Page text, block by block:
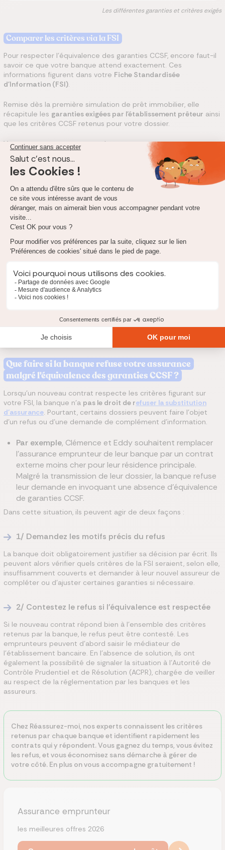
Les différentes garanties et critères exigés
Comparer les critères via la FSI
Pour respecter l'équivalence des garanties CCSF, encore faut-il
savoir ce que votre banque attend exactement. Ces
informations figurent dans votre Fiche Standardisée
d'Information (FSI)
Remise dès la première simulation de prêt immobilier, elle
récapitule les garanties exigées par l'établissement prêteur ainsi
que les critères CCSF retenus pour votre dossier.
Vous y trouverez notamment les :
garanties exigées par la banque ;
critères CCSF retenus ;
quotité demandée;
conditions minimales à respecter ;
coût de l'assurance proposée par la banque.
La banque ne peut pas modifier ses exigences en cours de
route. Lors d'un changement d'assurance emprunteur, elle
doit se limiter aux critères figurant sur votre FSI. Un refus
contesté.
généralement une
attestation d'équivalence de garanties
document facilite l'analyse du dossier par la banque et permet
d'identifier rapidement les éventuels écarts.
Que faire si la banque refuse votre assurance
malgré l'équivalence des garanties CCSF ?
Lorsqu'un nouveau contrat respecte les critères figurant sur
votre FSI, la banque n'a pas le droit de refuser la substitution
d'assurance . Pourtant, certains dossiers peuvent faire l'objet
d'un refus ou d'une demande de complément d'information.
Par exemple, Clémence et Eddy souhaitent remplacer
l'assurance emprunteur de leur banque par un contrat
externe moins cher pour leur résidence principale.
Malgré la transmission de leur dossier, la banque refuse
leur demande en invoquant une absence d'équivalence
de garanties CCSF.
Dans cette situation, ils peuvent agir de deux façons :
1/ Demandez les motifs précis du refus
La banque doit obligatoirement justifier sa décision par écrit. Ils
peuvent alors vérifier quels critères de la FSI seraient, selon elle,
insuffisamment couverts et demander à leur nouvel assureur de
compléter ou d'ajuster certaines garanties si nécessaire.
2/ Contestez le refus si l'équivalence est respectée
Si le nouveau contrat répond bien à l'ensemble des critères
retenus par la banque, le refus peut être contesté. Les
emprunteurs peuvent d'abord saisir le médiateur de
l'établissement bancaire. En l'absence de solution, ils ont
également la possibilité de signaler la situation à l'Autorité de
Contrôle Prudentiel et de Résolution (ACPR), chargée de veiller
au respect de la réglementation par les banques et les
assureurs.
Chez Réassurez-moi, nos experts connaissent les critères
retenus par chaque banque et identifient rapidement les
contrats qui y répondent. Vous gagnez du temps, vous évitez
les refus, et vous économisez sans démarche à gérer de
votre côté. En plus on vous accompagne gratuitement !
Assurance emprunteur
les meilleures offres 2026